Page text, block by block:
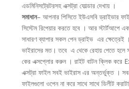
এডমিনিসট্রেটরসহ এক্সট্রা ফোল্ডার দেখায় ।
সমাধান– আপনার পিসিতে ইউএসবি ড্রাইভার
সিস্টেম রিপেয়ার করতে হবে । আর স্টার্টআপে
সাধারণ ব্যাপার সকল পেন ড্রাইভ এর
ভাইরাসের মত। তবে এ থেকে রেহায় পেতে হলে
কের এক্সপ্লোর করুন । রাইট বাটন ক্লিক
এক্সট্রা ফাইল সবই ভাইরাস এর অন্তর্ভুক্ত ।
ফাইলগুলো ওপেন না করে সাথে সাথে ডিলীট